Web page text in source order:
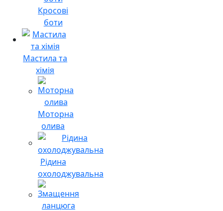
Кросові
боти
Мастила та
хімія
Моторна
олива
Рідина
охолоджувальна